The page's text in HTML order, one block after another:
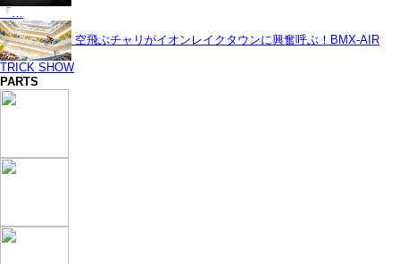
「…
空飛ぶチャリがイオンレイクタウンに興奮呼ぶ！BMX-AIR
TRICK SHOW
PARTS